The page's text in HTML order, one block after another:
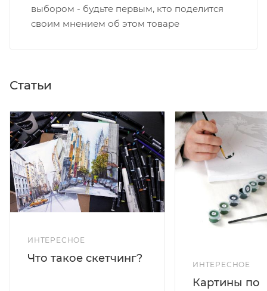
выбором - будьте первым, кто поделится
своим мнением об этом товаре
Статьи
ИНТЕРЕСНОЕ
Что такое скетчинг?
ИНТЕРЕСНОЕ
Картины по